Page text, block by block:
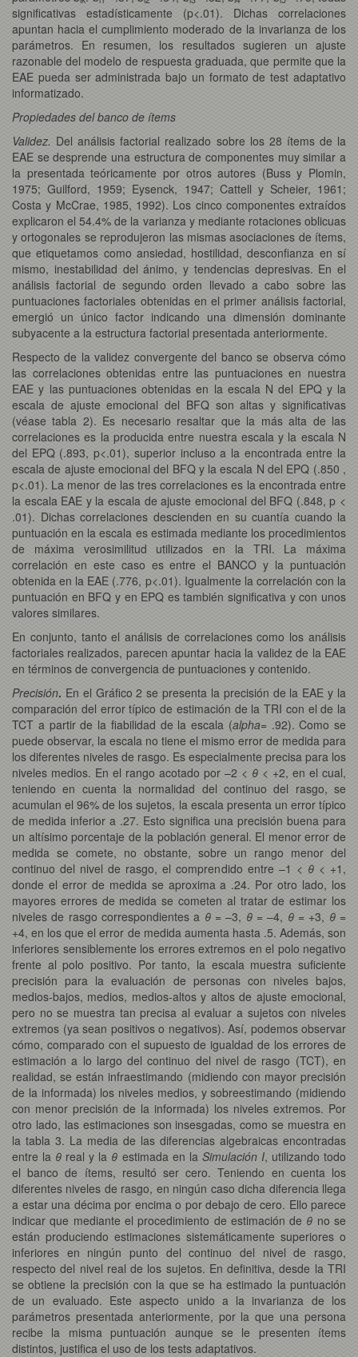
significativas estadísticamente (p<.01). Dichas correlaciones
apuntan hacia el cumplimiento moderado de la invarianza de los
parámetros. En resumen, los resultados sugieren un ajuste
razonable del modelo de respuesta graduada, que permite que la
EAE pueda ser administrada bajo un formato de test adaptativo
informatizado.
Propiedades del banco de ítems
Validez. Del análisis factorial realizado sobre los 28 ítems de la
EAE se desprende una estructura de componentes muy similar a
la presentada teóricamente por otros autores (Buss y Plomin,
1975; Guilford, 1959; Eysenck, 1947; Cattell y Scheier, 1961;
Costa y McCrae, 1985, 1992). Los cinco componentes extraídos
explicaron el 54.4% de la varianza y mediante rotaciones oblicuas
y ortogonales se reprodujeron las mismas asociaciones de ítems,
que etiquetamos como ansiedad, hostilidad, desconfianza en sí
mismo, inestabilidad del ánimo, y tendencias depresivas. En el
análisis factorial de segundo orden llevado a cabo sobre las
puntuaciones factoriales obtenidas en el primer análisis factorial,
emergió un único factor indicando una dimensión dominante
subyacente a la estructura factorial presentada anteriormente.
Respecto de la validez convergente del banco se observa cómo
las correlaciones obtenidas entre las puntuaciones en nuestra
EAE y las puntuaciones obtenidas en la escala N del EPQ y la
escala de ajuste emocional del BFQ son altas y significativas
(véase tabla 2). Es necesario resaltar que la más alta de las
correlaciones es la producida entre nuestra escala y la escala N
del EPQ (.893, p<.01), superior incluso a la encontrada entre la
escala de ajuste emocional del BFQ y la escala N del EPQ (.850 ,
p<.01). La menor de las tres correlaciones es la encontrada entre
la escala EAE y la escala de ajuste emocional del BFQ (.848, p <
.01). Dichas correlaciones descienden en su cuantía cuando la
puntuación en la escala es estimada mediante los procedimientos
de máxima verosimilitud utilizados en la TRI. La máxima
correlación en este caso es entre el BANCO y la puntuación
obtenida en la EAE (.776, p<.01). Igualmente la correlación con la
puntuación en BFQ y en EPQ es también significativa y con unos
valores similares.
En conjunto, tanto el análisis de correlaciones como los análisis
factoriales realizados, parecen apuntar hacia la validez de la EAE
en términos de convergencia de puntuaciones y contenido.
Precisión. En el Gráfico 2 se presenta la precisión de la EAE y la
comparación del error típico de estimación de la TRI con el de la
TCT a partir de la fiabilidad de la escala (alpha= .92). Como se
puede observar, la escala no tiene el mismo error de medida para
los diferentes niveles de rasgo. Es especialmente precisa para los
niveles medios. En el rango acotado por –2 < θ < +2, en el cual,
teniendo en cuenta la normalidad del continuo del rasgo, se
acumulan el 96% de los sujetos, la escala presenta un error típico
de medida inferior a .27. Esto significa una precisión buena para
un altísimo porcentaje de la población general. El menor error de
medida se comete, no obstante, sobre un rango menor del
continuo del nivel de rasgo, el comprendido entre –1 < θ < +1,
donde el error de medida se aproxima a .24. Por otro lado, los
mayores errores de medida se cometen al tratar de estimar los
niveles de rasgo correspondientes a θ = –3, θ = –4, θ = +3, θ=
+4, en los que el error de medida aumenta hasta .5. Además, son
inferiores sensiblemente los errores extremos en el polo negativo
frente al polo positivo. Por tanto, la escala muestra suficiente
precisión para la evaluación de personas con niveles bajos,
medios-bajos, medios, medios-altos y altos de ajuste emocional,
pero no se muestra tan precisa al evaluar a sujetos con niveles
extremos (ya sean positivos o negativos). Así, podemos observar
cómo, comparado con el supuesto de igualdad de los errores de
estimación a lo largo del continuo del nivel de rasgo (TCT), en
realidad, se están infraestimando (midiendo con mayor precisión
de la informada) los niveles medios, y sobreestimando (midiendo
con menor precisión de la informada) los niveles extremos. Por
otro lado, las estimaciones son insesgadas, como se muestra en
la tabla 3. La media de las diferencias algebraicas encontradas
entre la θ real y la θ estimada en la Simulación I, utilizando todo
el banco de ítems, resultó ser cero. Teniendo en cuenta los
diferentes niveles de rasgo, en ningún caso dicha diferencia llega
a estar una décima por encima o por debajo de cero. Ello parece
indicar que mediante el procedimiento de estimación de θ no se
están produciendo estimaciones sistemáticamente superiores o
inferiores en ningún punto del continuo del nivel de rasgo,
respecto del nivel real de los sujetos. En definitiva, desde la TRI
se obtiene la precisión con la que se ha estimado la puntuación
de un evaluado. Este aspecto unido a la invarianza de los
parámetros presentada anteriormente, por la que una persona
recibe la misma puntuación aunque se le presenten ítems
distintos, justifica el uso de los tests adaptativos.